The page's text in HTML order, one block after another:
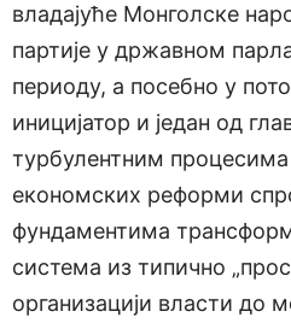
владајуће Монголске
партије у државном
периоду, а посебно у
иницијатор и један од
турбулентним
економских реформи
фундаментима
система из типично
организацији власти до